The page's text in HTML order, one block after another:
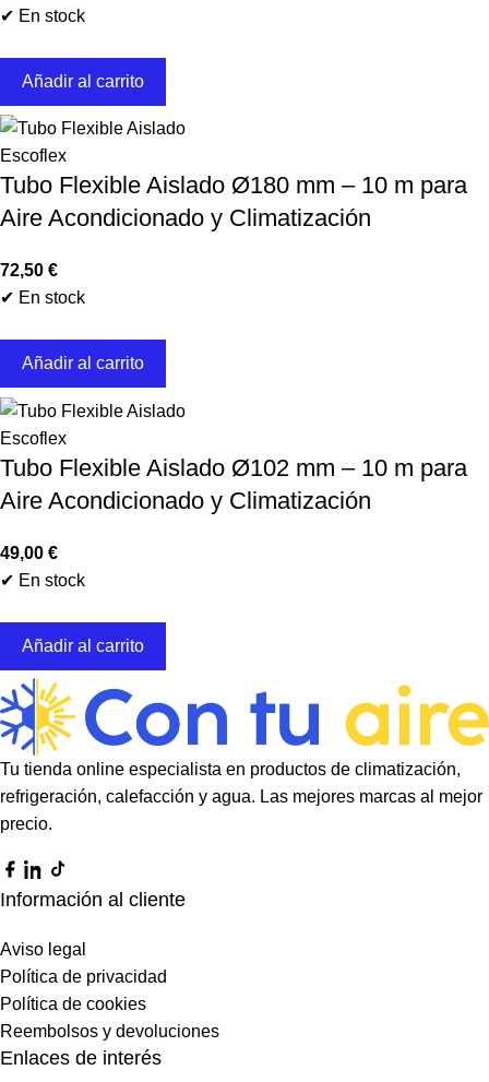
✔ En stock
Añadir al carrito
Escoflex
Tubo Flexible Aislado Ø180 mm – 10 m para
Aire Acondicionado y Climatización
72,50 €
✔ En stock
Añadir al carrito
Escoflex
Tubo Flexible Aislado Ø102 mm – 10 m para
Aire Acondicionado y Climatización
49,00 €
✔ En stock
Añadir al carrito
Tu tienda online especialista en productos de climatización,
refrigeración, calefacción y agua. Las mejores marcas al mejor
precio.
Información al cliente
Aviso legal
Política de privacidad
Política de cookies
Reembolsos y devoluciones
Enlaces de interés